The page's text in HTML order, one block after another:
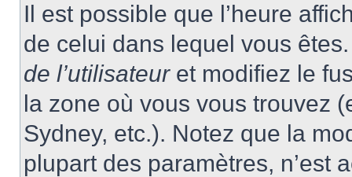
Il est possible que l’heure
de celui dans lequel vous
de l’utilisateuret modifiez le
la zone où vous vous trouvez
Sydney, etc.). Notez que la
plupart des paramètres, n’est